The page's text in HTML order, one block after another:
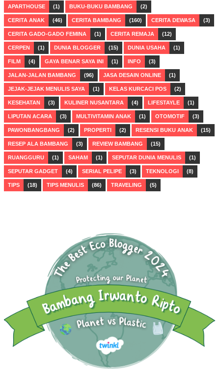
APARTHOUSE (1) BUKU-BUKU BAMBANG (2)
CERITA ANAK (46) CERITA BAMBANG (160) CERITA DEWASA (3)
CERITA GADO-GADO FEMINA (1) CERITA REMAJA (12)
CERPEN (1) DUNIA BLOGGER (15) DUNIA USAHA (1)
FILM (4) GAYA BENAR SAYA INI (1) INFO (3)
JALAN-JALAN BAMBANG (96) JASA DESAIN ONLINE (1)
JEJAK-JEJAK MENULIS SAYA (1) KELAS KURCACI POS (2)
KESEHATAN (3) KULINER NUSANTARA (4) LIFESTAYLE (1)
LIPUTAN ACARA (3) MULTIVITAMIN ANAK (1) OTOMOTIF (3)
PAWONBANGBANG (2) PROPERTI (2) RESENSI BUKU ANAK (15)
RESEP ALA BAMBANG (3) REVIEW BAMBANG (15)
RUANGGURU (1) SAHAM (1) SEPUTAR DUNIA MENULIS (1)
SEPUTAR GADGET (4) SERIAL PELIPE (3) TEKNOLOGI (8)
TIPS (18) TIPS MENULIS (86) TRAVELING (5)